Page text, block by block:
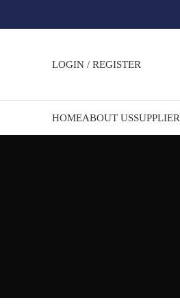
LOGIN / REGISTER
HOMEABOUT USSUPPLIER